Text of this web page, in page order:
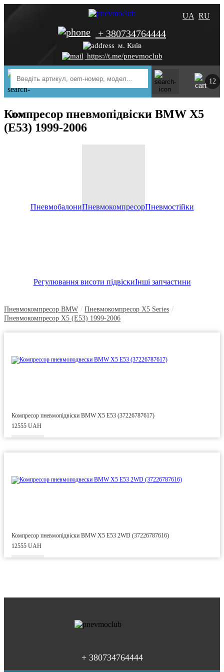
UA RU
+ 380734764444
м. Київ
https://t.me/pnevmoclub
12
Компресор пневмопідвіски BMW X5
(E53) 1999-2006
ПневмобалониПневмокомпресорПневмостійки
Регулювання висоти підвіскиІнші запчастини
Пневмокомпресор BMW / Пневмокомпресор X5 Series /
Пневмокомпресор X5 (E53) 1999-2006
Компресор пневмопідвіски BMW X5 E53 (37226787617)
12555 UAH
Компресор пневмопідвіски BMW X5 E53 2WD (37226787616)
12555 UAH
+ 380734764444